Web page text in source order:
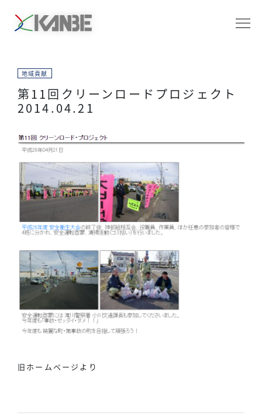
地域貢献
第11回クリーンロードプロジェクト
2014.04.21
旧ホームページより